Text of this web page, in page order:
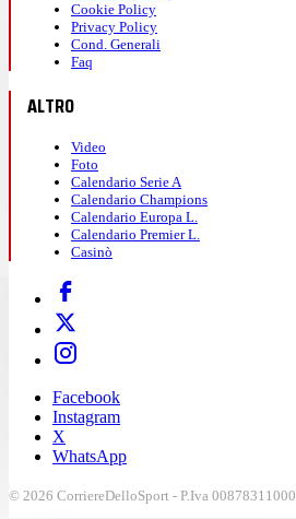
Cookie Policy
Privacy Policy
Cond. Generali
Faq
ALTRO
Video
Foto
Calendario Serie A
Calendario Champions
Calendario Europa L.
Calendario Premier L.
Casinò
Facebook
Instagram
X
WhatsApp
© 2026 CorriereDelloSport - P.Iva 00878311000